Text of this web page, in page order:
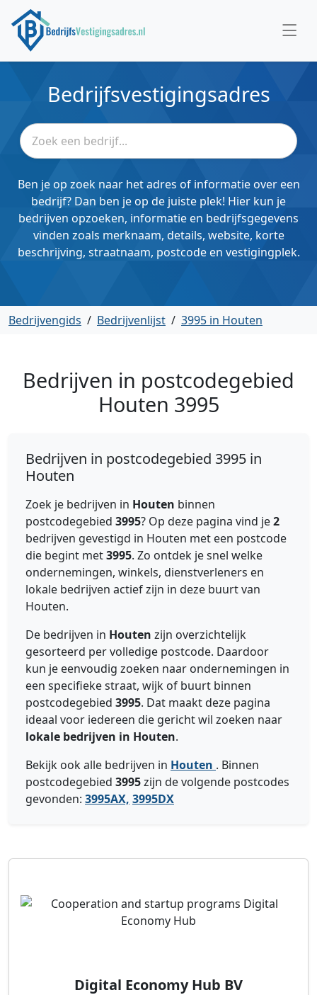
Bedrijfsvestigingsadres
Ben je op zoek naar het adres of informatie over een
bedrijf? Dan ben je op de juiste plek! Hier kun je
bedrijven opzoeken, informatie en bedrijfsgegevens
vinden zoals merknaam, details, website, korte
beschrijving, straatnaam, postcode en vestigingplek.
Bedrijvengids / Bedrijvenlijst / 3995 in Houten
Bedrijven in postcodegebied
Houten 3995
Bedrijven in postcodegebied 3995 in
Houten
Zoek je bedrijven in Houten binnen
postcodegebied 3995? Op deze pagina vind je2
bedrijven gevestigd in Houten met een postcode
die begint met3995. Zo ontdek je snel welke
ondernemingen, winkels, dienstverleners en
lokale bedrijven actief zijn in deze buurt van
Houten.
De bedrijven in Houten zijn overzichtelijk
gesorteerd per volledige postcode. Daardoor
kun je eenvoudig zoeken naar ondernemingen in
een specifieke straat, wijk of buurt binnen
postcodegebied 3995. Dat maakt deze pagina
ideaal voor iedereen die gericht wil zoeken naar
lokale bedrijven in Houten.
Bekijk ook alle bedrijven in Houten . Binnen
postcodegebied 3995zijn de volgende postcodes
gevonden: 3995AX, 3995DX
Digital Economy Hub BV